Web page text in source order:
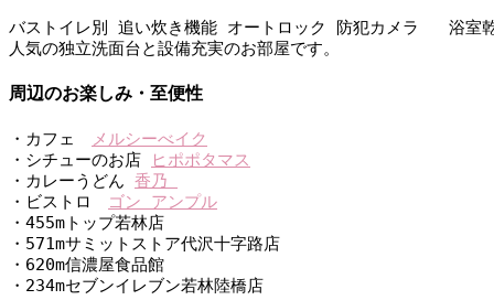
バストイレ別 追い炊き機能 オートロック 防犯カメラ   浴室
人気の独立洗面台と設備充実のお部屋です。
周辺のお楽しみ・至便性
・カフェ
メルシーべイク
・シチューのお店
ヒポポタマス
・カレーうどん 香乃
・ビストロ
ゴン アンプル
・455mトップ若林店
・571mサミットストア代沢十字路店
・620m信濃屋食品館
・234mセブンイレブン若林陸橋店